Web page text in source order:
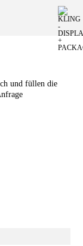
und füllen die